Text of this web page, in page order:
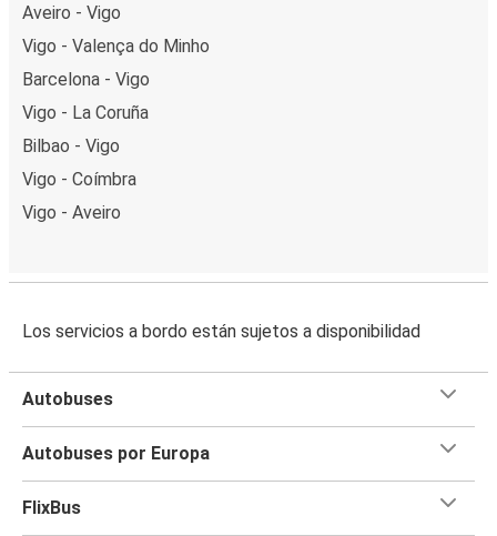
Aveiro - Vigo
Vigo - Valença do Minho
Barcelona - Vigo
Vigo - La Coruña
Bilbao - Vigo
Vigo - Coímbra
Vigo - Aveiro
Los servicios a bordo están sujetos a disponibilidad
Autobuses
Autobuses por Europa
FlixBus